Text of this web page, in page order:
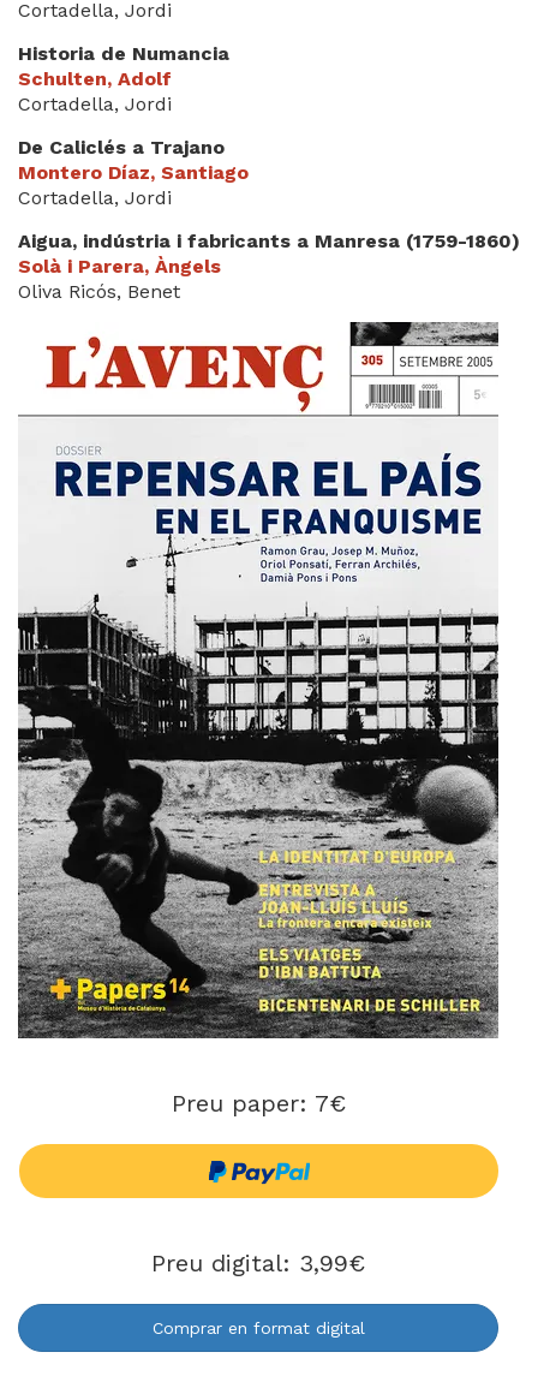
Cortadella, Jordi
Historia de Numancia
Schulten, Adolf
Cortadella, Jordi
De Caliclés a Trajano
Montero Díaz, Santiago
Cortadella, Jordi
Aigua, indústria i fabricants a Manresa (1759-1860)
Solà i Parera, Àngels
Oliva Ricós, Benet
Preu paper: 7€
Preu digital: 3,99€
Comprar en format digital